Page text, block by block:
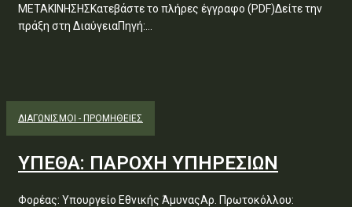
ΜΕΤΑΚΙΝΗΣΗΣΚατεβάστε το πλήρες έγγραφο (PDF)Δείτε την
πράξη στη ΔιαύγειαΠηγή:...
ΔΙΑΓΩΝΙΣΜΟΊ - ΠΡΟΜΉΘΕΙΕΣ
ΥΠΕΘΑ: ΠΑΡΟΧΗ ΥΠΗΡΕΣΙΩΝ
Φορέας: Υπουργείο Εθνικής ΆμυναςΑρ. Πρωτοκόλλου: